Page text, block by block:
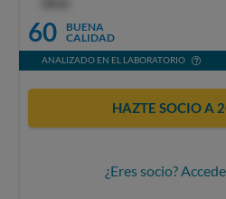
60
BUENA
CALIDAD
ANALIZADO EN EL LABORATORIO
HAZTE SOCIO A
¿Eres socio?